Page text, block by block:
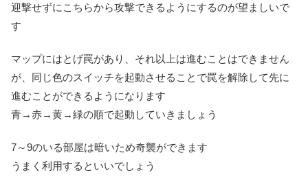
迎撃せずにこちらから攻撃できるようにするのが望ましいで
す
マップにはとげ罠があり、それ以上は進むことはできません
が、同じ色のスイッチを起動させることで罠を解除して先に
進むことができるようになります
青→赤→黄→緑の順で起動していきましょう
7～9のいる部屋は暗いため奇襲ができます
うまく利用するといいでしょう